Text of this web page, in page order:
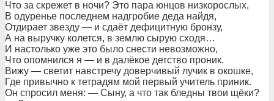
Что за скрежет в ночи? Это пара юнцов низкорослых,
В одуренье последнем надгробие деда найдя,
Отдирает звезду — и сдаёт дефицитную бронзу,
А на выручку колется, в землю сырую сходя…
И настолько уже это было снести невозможно,
Что опомнился я — и в далёкое детство проник.
Вижу — светит навстречу доверчивый лучик в окошке,
Где привычно к тетрадям мой первый учитель приник.
Он спросил меня: — Сыну, а что так бледны твои щёки?